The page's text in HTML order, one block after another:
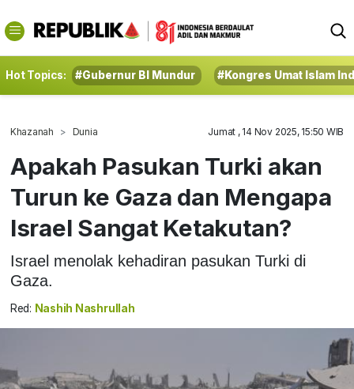
Hot Topics: #Gubernur BI Mundur #Kongres Umat Islam
Khazanah Dunia Jumat , 14 Nov 2025, 15:50 WIB
Apakah Pasukan Turki akan
Turun ke Gaza dan Mengapa
Israel Sangat Ketakutan?
Israel menolak kehadiran pasukan Turki di
Gaza.
Red: Nashih Nashrullah